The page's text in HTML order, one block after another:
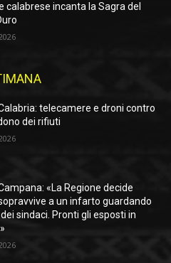
calabrese incanta la Sagra del
telecamere e droni contro
dei rifiuti
«La Regione decide
a un infarto guardando
sindaci. Pronti gli esposti in